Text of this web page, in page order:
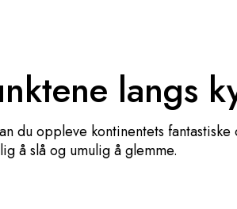
langs
du oppleve kontinentets fantastiske
å slå og umulig å glemme.